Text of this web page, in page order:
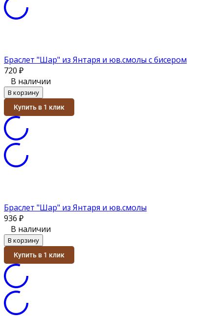
Браслет "Шар" из Янтаря и юв.смолы с бисером
720 ₽
В наличии
В корзину
Купить в 1 клик
Браслет "Шар" из Янтаря и юв.смолы
936 ₽
В наличии
В корзину
Купить в 1 клик